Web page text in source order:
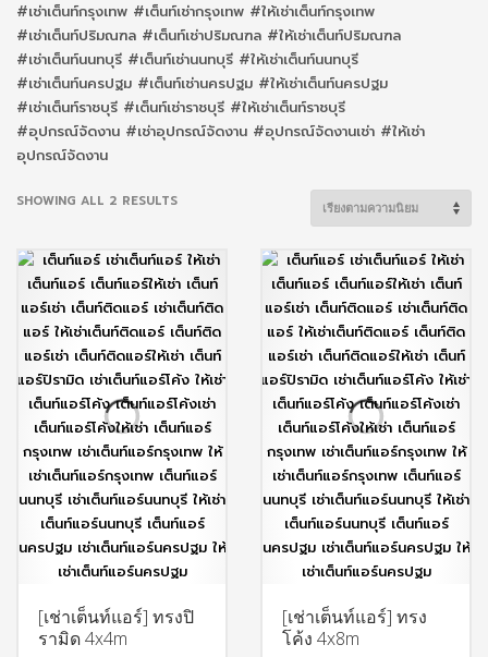
#เช่าเต็นท์กรุงเทพ #เต็นท์เช่ากรุงเทพ #ให้เช่าเต็นท์กรุงเทพ
#เช่าเต็นท์ปริมณฑล #เต็นท์เช่าปริมณฑล #ให้เช่าเต็นท์ปริมณฑล
#เช่าเต็นท์นนทบุรี #เต็นท์เช่านนทบุรี #ให้เช่าเต็นท์นนทบุรี
#เช่าเต็นท์นครปฐม #เต็นท์เช่านครปฐม #ให้เช่าเต็นท์นครปฐม
#เช่าเต็นท์ราชบุรี #เต็นท์เช่าราชบุรี #ให้เช่าเต็นท์ราชบุรี
#อุปกรณ์จัดงาน #เช่าอุปกรณ์จัดงาน #อุปกรณ์จัดงานเช่า #ให้เช่า
อุปกรณ์จัดงาน
SHOWING ALL 2 RESULTSSORTED
[เช่าเต็นท์แอร์] ทรงปิ
รามิด 4x4m
[เช่าเต็นท์แอร์] ทรง
โค้ง 4x8m